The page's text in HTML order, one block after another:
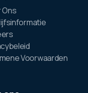
Ons
Voorwaarden